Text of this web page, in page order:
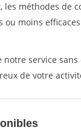
les méthodes de
ou moins
notre service
de votre